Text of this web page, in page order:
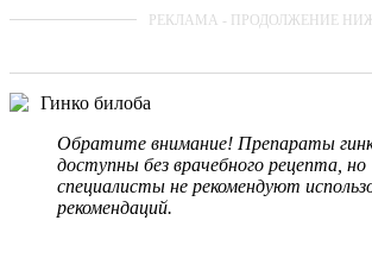
Гинко билоба
Обратите внимание! Препараты
доступны без врачебного рецепта, но
специалисты не рекомендуют
рекомендаций.